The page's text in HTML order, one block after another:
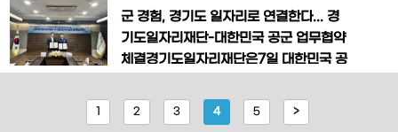
판교에 혁신 거점을 마련한 것을 환영하
며, 이번 캠퍼스는 미래 첨단산업을 이끌
핵심 거점이
를 회복할 기회를 확대하고자 법무사 정해
석 사무소와 ‘무료 법률 자문’ 업무협약을
체결했다.이번 협약을 통해 자원봉사자들
률적 문제뿐만 아니라, 생활 속에서 겪는
각종 권익 침해 상황에 대해 전문적인 상
군 경험, 경기도 일자리로 연결한다... 경
기도일자리재단-대한민국 공군 업무협약
체결경기도일자리재단은7일 대한민국 공
약’을 체결하고,공군 전역간부(전역예정자
포함)의 원활한 사회 복귀와 성공적인 취
1 2 3 4 5 >